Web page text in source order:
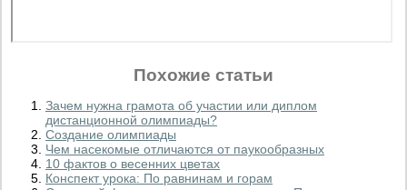
Похожие статьи
Зачем нужна грамота об участии или диплом
дистанционной олимпиады?
Создание олимпиады
Чем насекомые отличаются от паукообразных
10 фактов о весенних цветах
Конспект урока: По равнинам и горам